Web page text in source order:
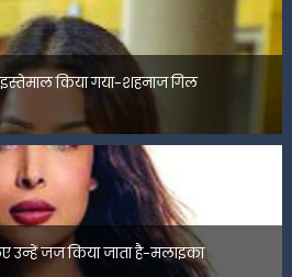
किया गया-शहनाज गिल
उन्हें जज किया जाता है-मलाइका